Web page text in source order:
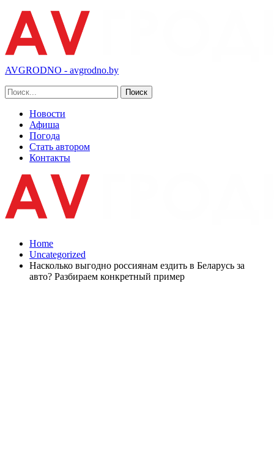
AVGRODNO - avgrodno.by
Новости
Афиша
Погода
Стать автором
Контакты
Home
Uncategorized
Насколько выгодно россиянам ездить в Беларусь за
авто? Разбираем конкретный пример